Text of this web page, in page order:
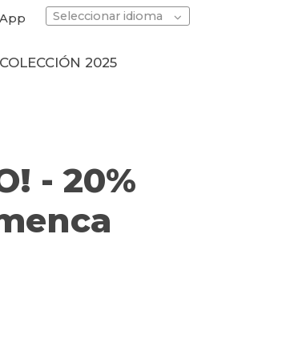
Seleccionar idioma
COLECCIÓN 2025
- 20%